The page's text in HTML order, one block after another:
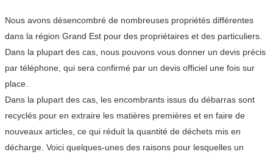
Nous avons désencombré de nombreuses propriétés différentes
dans la région Grand Est pour des propriétaires et des particuliers.
Dans la plupart des cas, nous pouvons vous donner un devis précis
par téléphone, qui sera confirmé par un devis officiel une fois sur
place.
Dans la plupart des cas, les encombrants issus du débarras sont
recyclés pour en extraire les matières premières et en faire de
nouveaux articles, ce qui réduit la quantité de déchets mis en
décharge. Voici quelques-unes des raisons pour lesquelles un